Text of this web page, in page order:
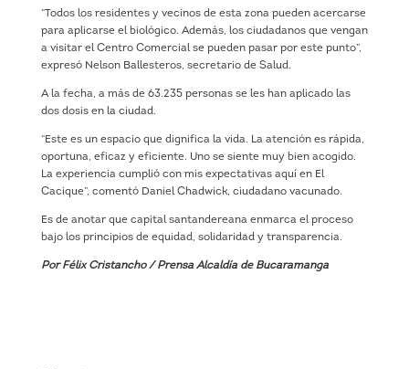
“Todos los residentes y vecinos de esta zona pueden acercarse
para aplicarse el biológico. Además, los ciudadanos que vengan
a visitar el Centro Comercial se pueden pasar por este punto”,
expresó Nelson Ballesteros, secretario de Salud.
A la fecha, a más de 63.235 personas se les han aplicado las
dos dosis en la ciudad.
“Este es un espacio que dignifica la vida. La atención es rápida,
oportuna, eficaz y eficiente. Uno se siente muy bien acogido.
La experiencia cumplió con mis expectativas aquí en El
Cacique”, comentó Daniel Chadwick, ciudadano vacunado.
Es de anotar que capital santandereana enmarca el proceso
bajo los principios de equidad, solidaridad y transparencia.
Por Félix Cristancho / Prensa Alcaldía de Bucaramanga